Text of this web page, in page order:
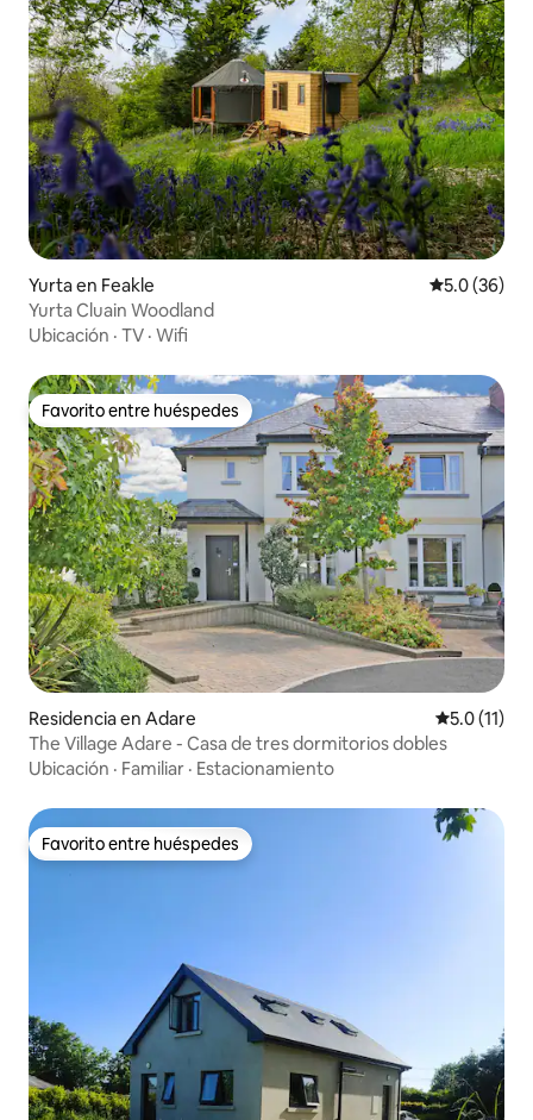
Yurta en Feakle Calificación
5.0 (36)
Yurta Cluain Woodland
Ubicación · TV · Wifi
Favorito entre huéspedes
Favorito entre huéspedes
Residencia en Adare Calificación
5.0 (11)
The Village Adare - Casa de tres dormitorios dobles
Ubicación · Familiar · Estacionamiento
Favorito entre huéspedes
Favorito entre huéspedes